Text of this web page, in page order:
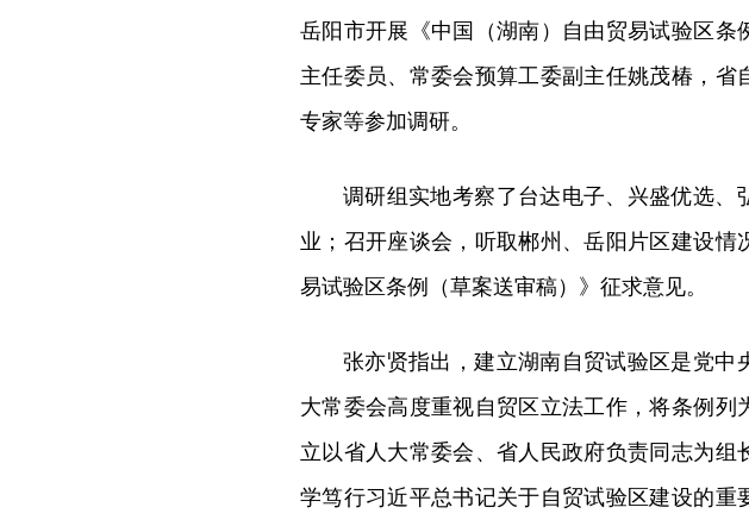
岳阳市开展《中国（湖南）自由贸易试验区条
主任委员、常委会预算工委副主任姚茂椿，省
专家等参加调研。
调研组实地考察了台达电子、兴盛优选、
业；召开座谈会，听取郴州、岳阳片区建设情
易试验区条例（草案送审稿）》征求意见。
张亦贤指出，建立湖南自贸试验区是党中
大常委会高度重视自贸区立法工作，将条例
立以省人大常委会、省人民政府负责同志为组
学笃行习近平总书记关于自贸试验区建设的重